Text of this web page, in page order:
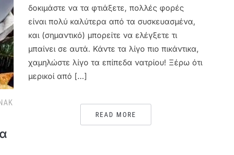
δοκιμάστε να τα φτιάξετε, πολλές φορές
είναι πολύ καλύτερα από τα συσκευασμένα,
και (σημαντικό) μπορείτε να ελέγξετε τι
μπαίνει σε αυτά. Κάντε τα λίγο πιο πικάντικα,
χαμηλώστε λίγο τα επίπεδα νατρίου! Ξέρω ότι
μερικοί από […]
READ MORE